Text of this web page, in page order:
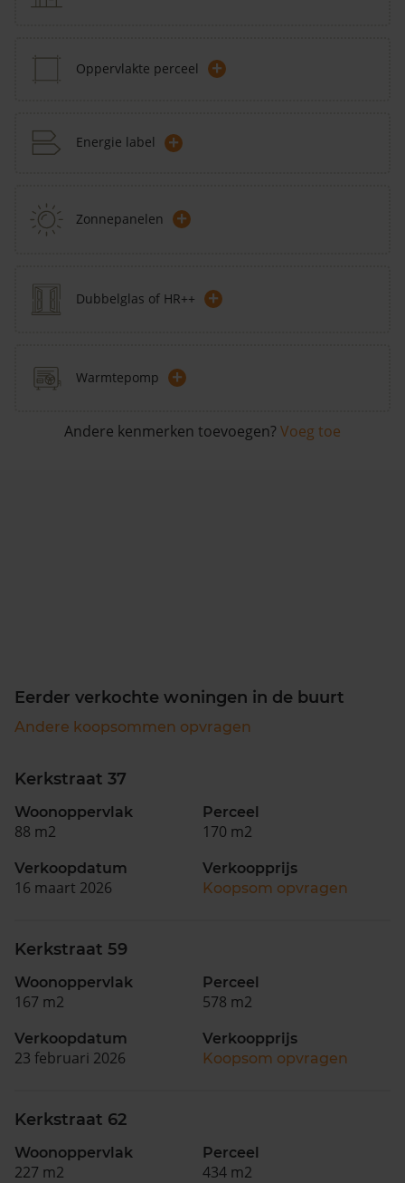
Oppervlakte perceel +
Energie label +
Zonnepanelen +
Dubbelglas of HR++ +
Warmtepomp +
Andere kenmerken toevoegen? Voeg toe
Eerder verkochte woningen in de buurt
Andere koopsommen opvragen
Kerkstraat 37
Woonoppervlak
88 m2
Perceel
170 m2
Verkoopdatum
16 maart 2026
Verkoopprijs
Koopsom opvragen
Kerkstraat 59
Woonoppervlak
167 m2
Perceel
578 m2
Verkoopdatum
23 februari 2026
Verkoopprijs
Koopsom opvragen
Kerkstraat 62
Woonoppervlak
227 m2
Perceel
434 m2